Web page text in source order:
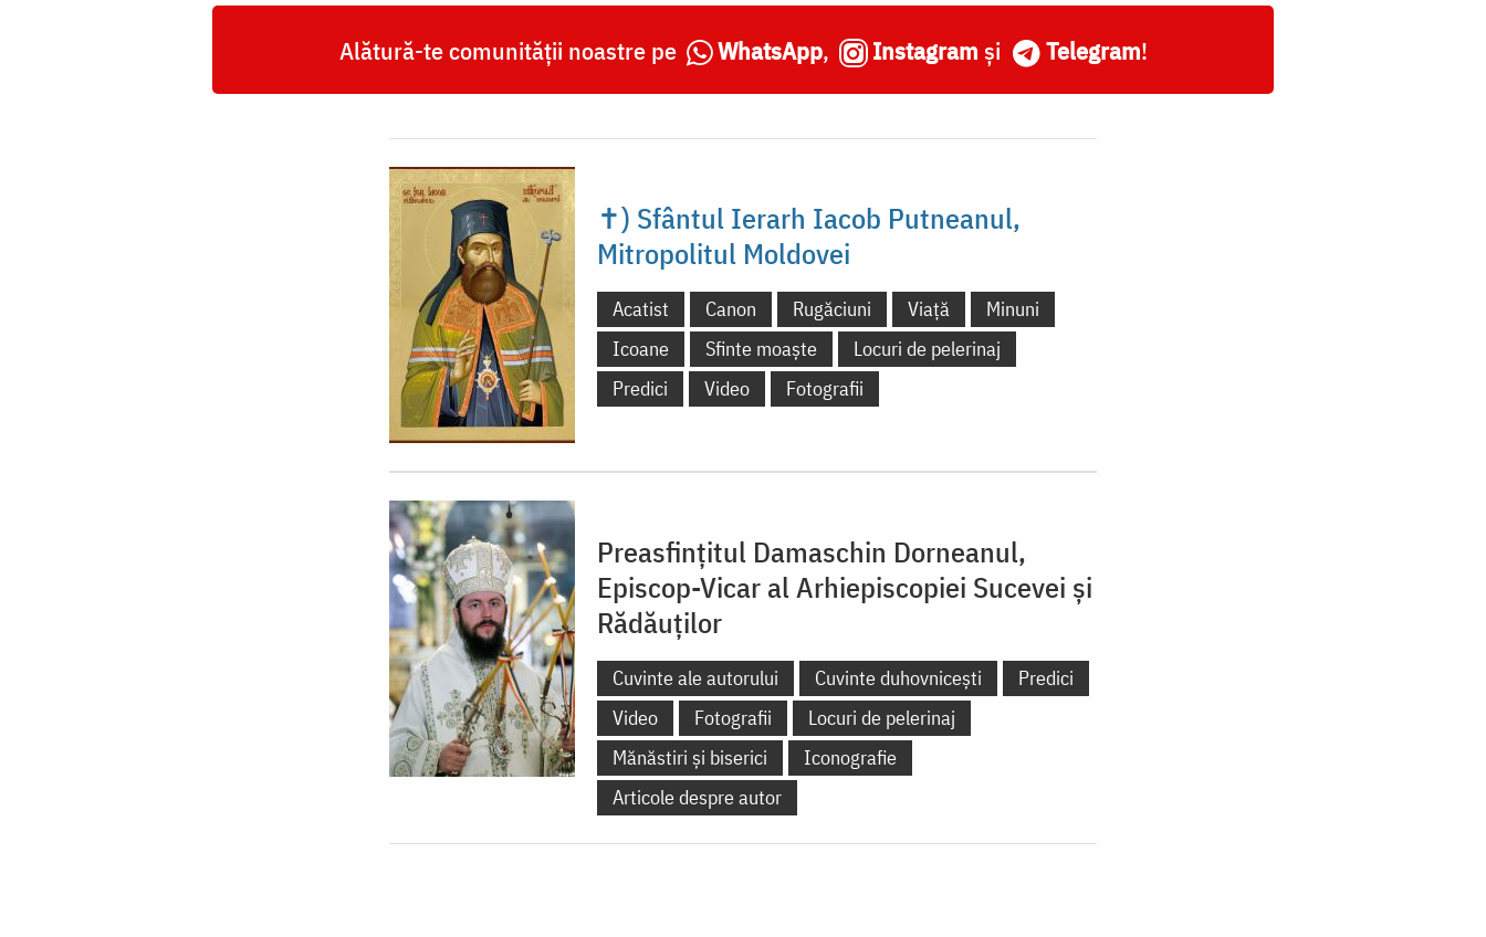
Alătură-te comunității noastre pe WhatsApp, Instagram și Telegram!
✝) Sfântul Ierarh Iacob Putneanul,
Mitropolitul Moldovei
Acatist Canon Rugăciuni Viață
Minuni
Icoane
Sfinte moaște
Locuri de pelerinaj
Predici
Video Fotografii
Preasfințitul Damaschin Dorneanul,
Episcop-Vicar al Arhiepiscopiei Sucevei și
Rădăuților
Cuvinte ale autorului Cuvinte duhovnicești
Predici
Video
Fotografii
Locuri de pelerinaj
Mănăstiri și biserici
Iconografie
Articole despre autor